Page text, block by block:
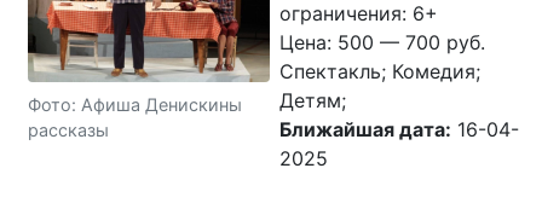
Фото: Афиша Денискины
рассказы
ограничения: 6+
Цена: 500 — 700 руб.
Спектакль; Комедия;
Детям;
Ближайшая дата: 16-04-
2025